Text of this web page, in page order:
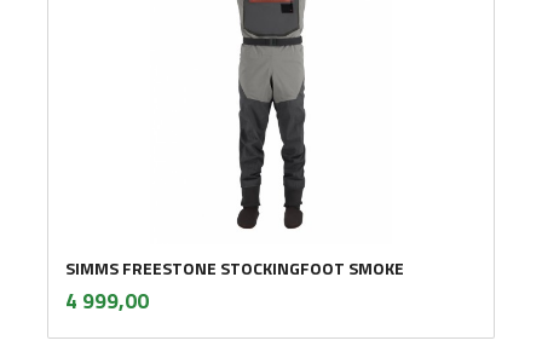
SIMMS FREESTONE STOCKINGFOOT SMOKE
Pris
4 999,00mva.